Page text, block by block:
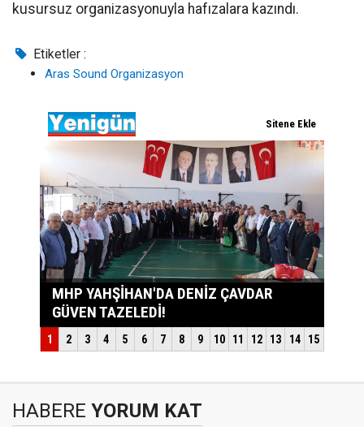
kusursuz organizasyonuyla hafızalara kazındı.
Etiketler :
Aras Sound Organizasyon
HABERE YORUM KAT